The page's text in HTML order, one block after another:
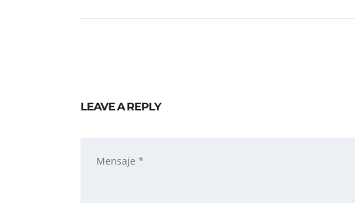
LEAVE A REPLY